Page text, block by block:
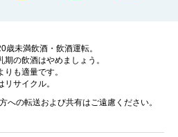
歳未満飲酒・飲酒運転。
期の飲酒はやめましょう。
りも適量です。
サイクル。
への転送および共有はご遠慮ください。